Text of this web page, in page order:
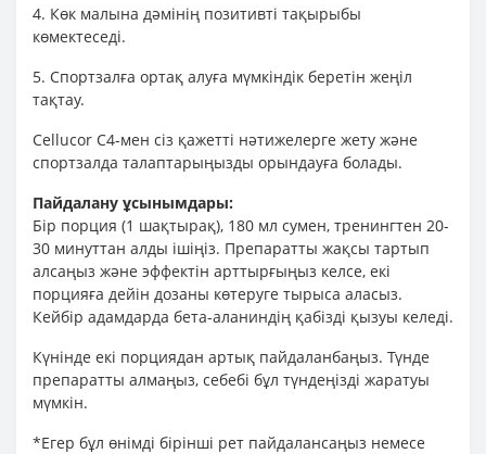
4. Көк малына дәмінің позитивті тақырыбы
көмектеседі.
5. Спортзалға ортақ алуға мүмкіндік беретін жеңіл
тақтау.
Cellucor C4-мен сіз қажетті нәтижелерге жету және
спортзалда талаптарыңызды орындауға болады.
Пайдалану ұсынымдары:
Бір порция (1 шақтырақ), 180 мл сумен, тренингтен 20-
30 минуттан алды ішіңіз. Препаратты жақсы тартып
алсаңыз және эффектін арттырғыңыз келсе, екі
порцияға дейін дозаны көтеруге тырыса аласыз.
Кейбір адамдарда бета-аланиндің қабізді қызуы келеді.
Күнінде екі порциядан артық пайдаланбаңыз. Түнде
препаратты алмаңыз, себебі бұл түндеңізді жаратуы
мүмкін.
*Егер бұл өнімді бірінші рет пайдалансаңыз немесе